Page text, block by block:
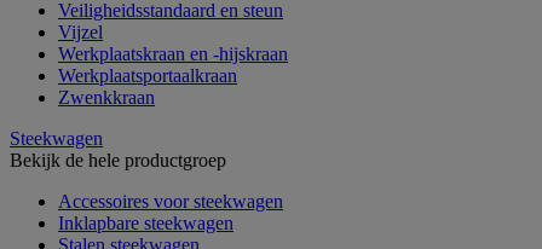
Veiligheidsstandaard en steun
Vijzel
Werkplaatskraan en -hijskraan
Werkplaatsportaalkraan
Zwenkkraan
Steekwagen
Bekijk de hele productgroep
Accessoires voor steekwagen
Inklapbare steekwagen
Stalen steekwagen